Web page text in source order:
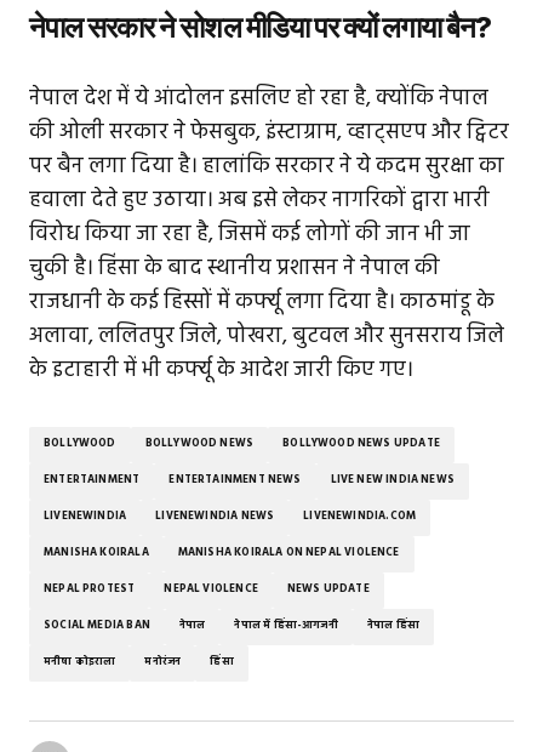
नेपाल सरकार ने सोशल मीडिया पर क्यों लगाया बैन?
नेपाल देश में ये आंदोलन इसलिए हो रहा है, क्योंकि नेपाल
की ओली सरकार ने फेसबुक, इंस्टाग्राम, व्हाट्सएप और ट्विटर
पर बैन लगा दिया है। हालांकि सरकार ने ये कदम सुरक्षा का
हवाला देते हुए उठाया। अब इसे लेकर नागरिकों द्वारा भारी
विरोध किया जा रहा है, जिसमें कई लोगों की जान भी जा
चुकी है। हिंसा के बाद स्थानीय प्रशासन ने नेपाल की
राजधानी के कई हिस्सों में कर्फ्यू लगा दिया है। काठमांडू के
अलावा, ललितपुर जिले, पोखरा, बुटवल और सुनसराय जिले
के इटाहारी में भी कर्फ्यू के आदेश जारी किए गए।
BOLLYWOOD BOLLYWOOD NEWS BOLLYWOOD NEWS UPDATE
ENTERTAINMENT ENTERTAINMENT NEWS LIVE NEW INDIA NEWS
LIVENEWINDIA LIVENEWINDIA NEWS LIVENEWINDIA.COM
MANISHA KOIRALA MANISHA KOIRALA ON NEPAL VIOLENCE
NEPAL PROTEST NEPAL VIOLENCE NEWS UPDATE
SOCIAL MEDIA BAN नेपाल नेपाल में हिंसा-आगजनी नेपाल हिंसा
मनीषा कोइराला मनोरंजन हिंसा